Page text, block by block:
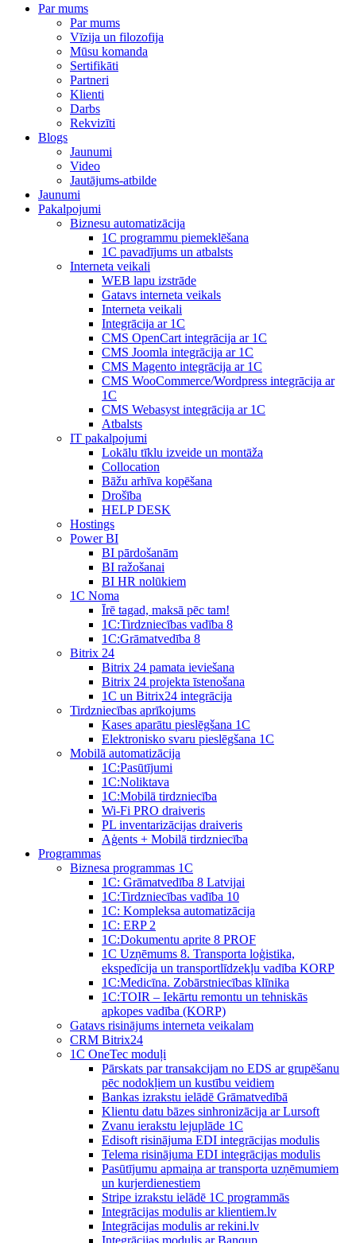
Par mums
Par mums
Vīzija un filozofija
Mūsu komanda
Sertifikāti
Partneri
Klienti
Darbs
Rekvizīti
Blogs
Jaunumi
Video
Jautājums-atbilde
Jaunumi
Pakalpojumi
Biznesu automatizācija
1С programmu piemeklēšana
1С pavadījums un atbalsts
Interneta veikali
WEB lapu izstrāde
Gatavs interneta veikals
Interneta veikali
Integrācija ar 1C
CMS OpenCart integrācija ar 1C
CMS Joomla integrācija ar 1C
CMS Magento integrācija ar 1C
CMS WooCommerce/Wordpress integrācija ar
1C
CMS Webasyst integrācija ar 1C
Atbalsts
IT pakalpojumi
Lokālu tīklu izveide un montāža
Collocation
Bāžu arhīva kopēšana
Drošība
HELP DESK
Hostings
Power BI
BI pārdošanām
BI ražošanai
BI HR nolūkiem
1C Noma
Īrē tagad, maksā pēc tam!
1С:Tirdzniecības vadība 8
1С:Grāmatvedība 8
Bitrix 24
Bitrix 24 pamata ieviešana
Bitrix 24 projekta īstenošana
1C un Bitrix24 integrācija
Tirdzniecības aprīkojums
Kases aparātu pieslēgšana 1C
Elektronisko svaru pieslēgšana 1C
Mobilā automatizācija
1С:Pasūtījumi
1С:Noliktava
1С:Mobilā tirdzniecība
Wi-Fi PRO draiveris
PL inventarizācijas draiveris
Aģents + Mobilā tirdzniecība
Programmas
Biznesa programmas 1C
1C: Grāmatvedība 8 Latvijai
1C:Tirdzniecības vadība 10
1С: Kompleksa automatizācija
1C: ERP 2
1С:Dokumentu aprite 8 PROF
1C Uzņēmums 8. Transporta loģistika,
ekspedīcija un transportlīdzekļu vadība KORP
1C:Medicīna. Zobārstniecības klīnika
1C:TOIR – Iekārtu remontu un tehniskās
apkopes vadība (KORP)
Gatavs risinājums interneta veikalam
CRM Bitrix24
1С OneTec moduļi
Pārskats par transakcijam no EDS ar grupēšanu
pēc nodokļiem un kustību veidiem
Bankas izrakstu ielādē Grāmatvedībā
Klientu datu bāzes sinhronizācija ar Lursoft
Zvanu ierakstu lejuplāde 1C
Edisoft risinājuma EDI integrācijas modulis
Telema risinājuma EDI integrācijas modulis
Pasūtījumu apmaiņa ar transporta uzņēmumiem
un kurjerdienestiem
Stripe izrakstu ielādē 1C programmās
Integrācijas modulis ar klientiem.lv
Integrācijas modulis ar rekini.lv
Integrācijas modulis ar Banqup